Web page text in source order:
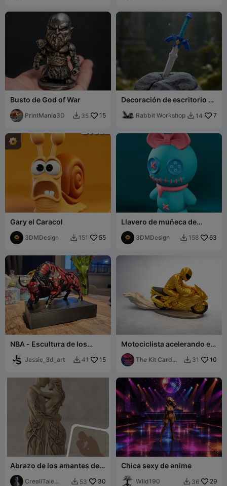
Busto de God of War
PrintMania3D  35 15
Decoración de escritorio de
ZeldaRabbit Workshop  14 7
Gary el Caracol
3DMDesign  151 55
Llavero de muñeca de
botón
3DMDesign  158 63
NBA - Escultura de los
Jessie_3d_art  41 15
Motociclista acelerando en
una ráfaga de polvo
(multicolor)
The Kit Card
 31 10
Abrazo de los amantes de
los árboles
CrealiTale
 53 30
Chica sexy de anime
Wild190  36 29